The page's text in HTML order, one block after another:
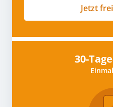
Jetzt
30-